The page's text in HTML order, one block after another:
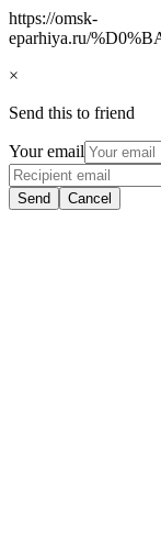
https://omsk-
eparhiya.ru/
×
Send this to friend
Your email
Send Cancel